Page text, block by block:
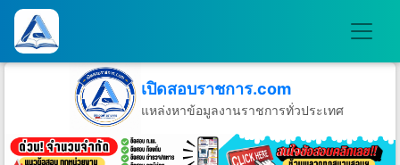
เปิดสอบราชการ.com
แหล่งหาข้อมูลงานราชการทั่วประเทศ
วันอาทิตย์ที่ 9 เดือนสิงหาคม พ.ศ.2569